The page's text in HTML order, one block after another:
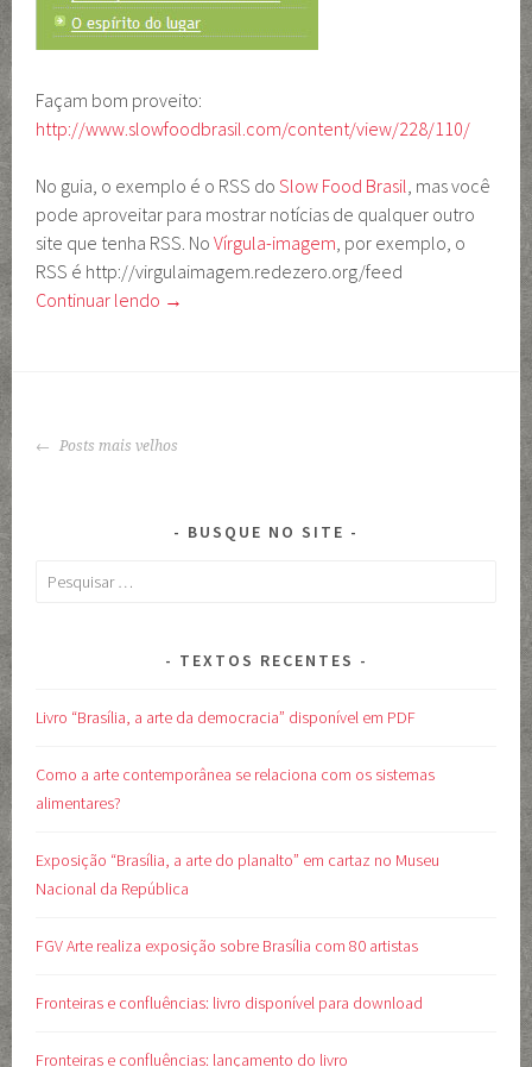
Façam bom proveito:
http://www.slowfoodbrasil.com/content/view/228/110/
No guia, o exemplo é o RSS doSlow Food Brasil , mas você
pode aproveitar para mostrar notícias de qualquer outro
site que tenha RSS. NoVírgula-imagem , por exemplo, o
RSS é http://virgulaimagem.redezero.org/feed
Continuar lendo →
NAVEGAÇÃO
Posts mais velhos
BUSQUE NO SITE
Pesquisar
TEXTOS RECENTES
Livro “Brasília, a arte da democracia” disponível em PDF
Como a arte contemporânea se relaciona com os sistemas
alimentares?
Exposição “Brasília, a arte do planalto” em cartaz no Museu
Nacional da República
FGV Arte realiza exposição sobre Brasília com 80 artistas
Fronteiras e confluências: livro disponível para download
Fronteiras e confluências: lançamento do livro